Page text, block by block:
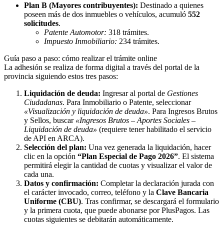
Plan B (Mayores contribuyentes): Destinado a quienes
poseen más de dos inmuebles o vehículos, acumuló 552
solicitudes.
Patente Automotor: 318 trámites.
Impuesto Inmobiliario: 234 trámites.
Guía paso a paso: cómo realizar el trámite online
La adhesión se realiza de forma digital a través del portal de la
provincia siguiendo estos tres pasos:
Liquidación de deuda: Ingresar al portal de Gestiones
Ciudadanas. Para Inmobiliario o Patente, seleccionar
«Visualización y liquidación de deuda». Para Ingresos Brutos
y Sellos, buscar «Ingresos Brutos – Aportes Sociales –
Liquidación de deuda» (requiere tener habilitado el servicio
de API en ARCA).
Selección del plan: Una vez generada la liquidación, hacer
clic en la opción “Plan Especial de Pago 2026”. El sistema
permitirá elegir la cantidad de cuotas y visualizar el valor de
cada una.
Datos y confirmación: Completar la declaración jurada con
el carácter invocado, correo, teléfono y la Clave Bancaria
Uniforme (CBU). Tras confirmar, se descargará el formulario
y la primera cuota, que puede abonarse por PlusPagos. Las
cuotas siguientes se debitarán automáticamente.